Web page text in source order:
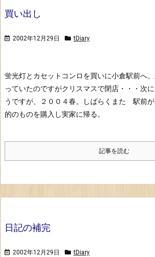
買い出し
2002年12月29日 tDiary
蛍光灯とカセットコンロを買いに小倉駅前へ。
っていたのですがクリスマスで閉店・・・次
うですが、２００４春。しばらくまた 駅前が
的のものを購入し実家に帰る。
記事を読む
日記の補完
2002年12月29日 tDiary